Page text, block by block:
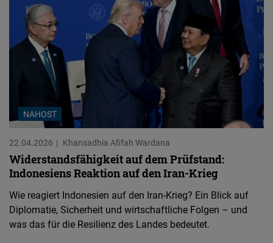
NAHOST
22.04.2026 Khansadhia Afifah Wardana
Widerstandsfähigkeit auf dem Prüfstand:
Indonesiens Reaktion auf den Iran-Krieg
Wie reagiert Indonesien auf den Iran-Krieg? Ein Blick auf
Diplomatie, Sicherheit und wirtschaftliche Folgen – und
was das für die Resilienz des Landes bedeutet.